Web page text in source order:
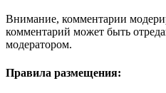
Внимание, комментарии
комментарий может быть
модератором.
Правила размещения: